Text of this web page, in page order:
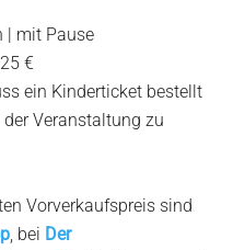
| mit Pause
€
ein Kinderticket bestellt
Veranstaltung zu
Vorverkaufspreis sind
, bei Der